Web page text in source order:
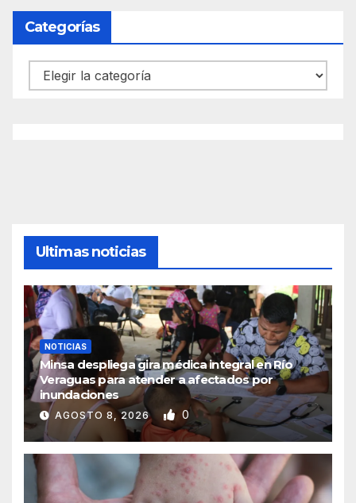
Categorías
Categorías
Ultimas noticias
NOTICIAS
Minsa despliega gira médica integral en Río
Veraguas para atender a afectados por
inundaciones
AGOSTO 8, 2026 0